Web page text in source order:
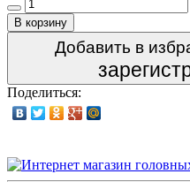
В корзину
Добавить в
Поделиться: